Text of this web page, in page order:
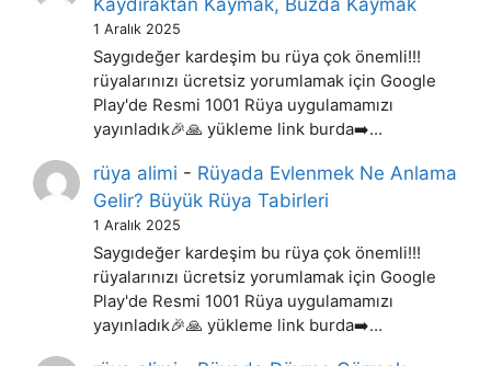
1 Aralık 2025
Saygıdeğer kardeşim bu rüya çok önemli!!!
rüyalarınızı ücretsiz yorumlamak için Google
Play'de Resmi 1001 Rüya uygulamamızı
yayınladık🎉🙏 yükleme link burda➡️…
rüya alimi - Rüyada Evlenmek Ne Anlama
Gelir? Büyük Rüya Tabirleri
1 Aralık 2025
Saygıdeğer kardeşim bu rüya çok önemli!!!
rüyalarınızı ücretsiz yorumlamak için Google
Play'de Resmi 1001 Rüya uygulamamızı
yayınladık🎉🙏 yükleme link burda➡️…